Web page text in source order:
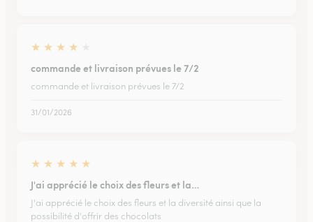
★ ★ ★ ★
commande et livraison prévues le 7/2
commande et livraison prévues le 7/2
31/01/2026
★ ★ ★ ★ ★
J'ai apprécié le choix des fleurs et la…
J'ai apprécié le choix des fleurs et la diversité ainsi que la
possibilité d'offrir des chocolats